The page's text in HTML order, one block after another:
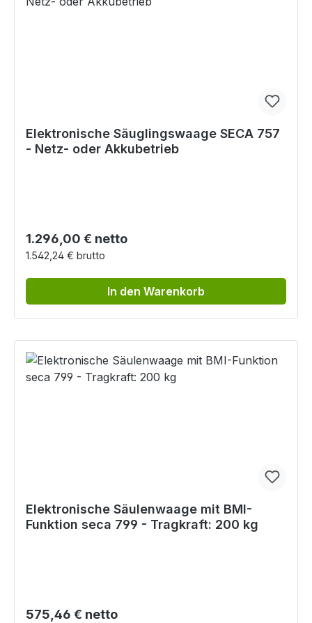
Elektronische Säuglingswaage SECA 757
- Netz- oder Akkubetrieb
Regulärer Preis:
1.296,00 € netto
1.542,24 € brutto
In den Warenkorb
Elektronische Säulenwaage mit BMI-
Funktion seca 799 - Tragkraft: 200 kg
Regulärer Preis:
575,46 € netto